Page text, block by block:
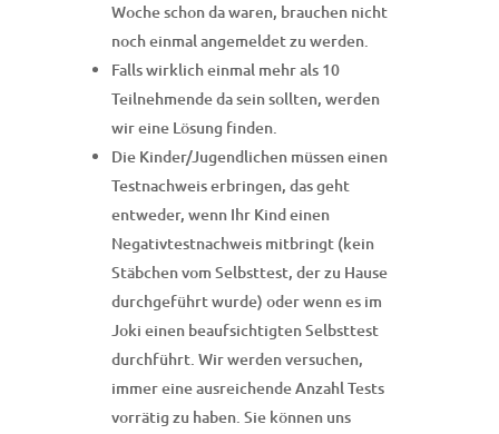
Woche schon da waren, brauchen nicht
noch einmal angemeldet zu werden.
Falls wirklich einmal mehr als 10
Teilnehmende da sein sollten, werden
wir eine Lösung finden.
Die Kinder/Jugendlichen müssen einen
Testnachweis erbringen, das geht
entweder, wenn Ihr Kind einen
Negativtestnachweis mitbringt (kein
Stäbchen vom Selbsttest, der zu Hause
durchgeführt wurde) oder wenn es im
Joki einen beaufsichtigten Selbsttest
durchführt. Wir werden versuchen,
immer eine ausreichende Anzahl Tests
vorrätig zu haben. Sie können uns